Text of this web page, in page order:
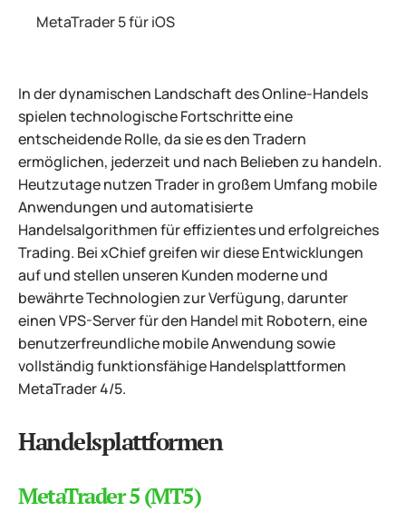
MetaTrader 5 für iOS
In der dynamischen Landschaft des Online-Handels
spielen technologische Fortschritte eine
entscheidende Rolle, da sie es den Tradern
ermöglichen, jederzeit und nach Belieben zu handeln.
Heutzutage nutzen Trader in großem Umfang mobile
Anwendungen und automatisierte
Handelsalgorithmen für effizientes und erfolgreiches
Trading. Bei xChief greifen wir diese Entwicklungen
auf und stellen unseren Kunden moderne und
bewährte Technologien zur Verfügung, darunter
einen VPS-Server für den Handel mit Robotern, eine
benutzerfreundliche mobile Anwendung sowie
vollständig funktionsfähige Handelsplattformen
MetaTrader 4/5.
Handelsplattformen
MetaTrader 5 (MT5)